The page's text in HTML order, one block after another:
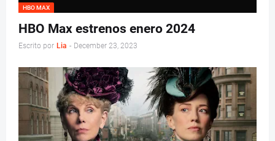
HBO MAX
HBO Max estrenos enero 2024
Escrito por Lia - December 23, 2023